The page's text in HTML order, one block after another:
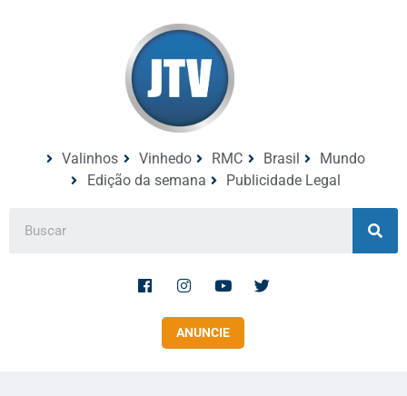
Valinhos Vinhedo RMC Brasil
Mundo
Edição da semana
Publicidade Legal
ANUNCIE